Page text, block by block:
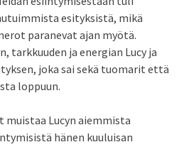
esityksistä, mikä
paranevat ajan myötä.
tarkkuuden ja energian Lucy ja
joka sai sekä tuomarit että
loppuun.
Lucyn aiemmista
hänen kuuluisan